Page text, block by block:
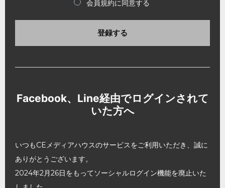
会員規約に同意する
登録する
Facebook、Line経由でログインされて
いた方へ
いつもCEメディアハウスのサービスをご利用いただき、誠に
ありがとうございます。
2024年2月26日をもってソーシャルログイン機能を廃止いた